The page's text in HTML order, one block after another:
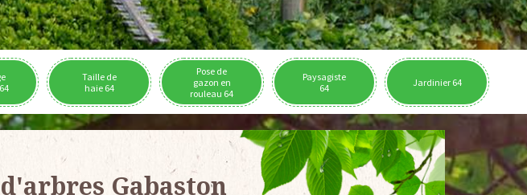
Taille de
haie 64
Pose de
gazon en
rouleau 64
Paysagiste
64
Jardinier 64
Gabaston